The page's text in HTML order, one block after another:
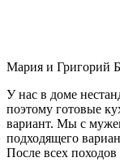
Мария и Григорий
У нас в доме
поэтому готовые
вариант. Мы с
подходящего
После всех